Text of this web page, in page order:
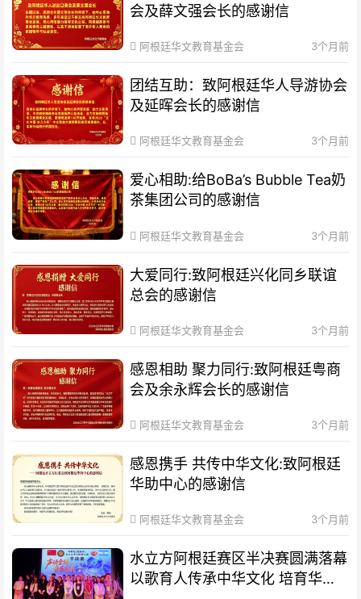
会及薛文强会长的感谢信
阿根廷华文教育基金会 3个月前
团结互助：致阿根廷华人导游协会
及延晖会长的感谢信
阿根廷华文教育基金会 3个月前
爱心相助:给BoBa’s Bubble Tea奶
茶集团公司的感谢信
阿根廷华文教育基金会 3个月前
大爱同行:致阿根廷兴化同乡联谊
总会的感谢信
阿根廷华文教育基金会 3个月前
感恩相助 聚力同行:致阿根廷粤商
会及余永辉会长的感谢信
阿根廷华文教育基金会 3个月前
感恩携手 共传中华文化:致阿根廷
华助中心的感谢信
阿根廷华文教育基金会 3个月前
水立方阿根廷赛区半决赛圆满落幕
以歌育人传承中华文化 培育华裔